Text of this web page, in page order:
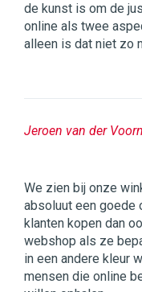
de kunst is om de
online als twee
alleen is dat niet zo
Jeroen van der Voorn
We zien bij onze
absoluut een goede
klanten kopen dan
webshop als ze
in een andere kleur
mensen die online